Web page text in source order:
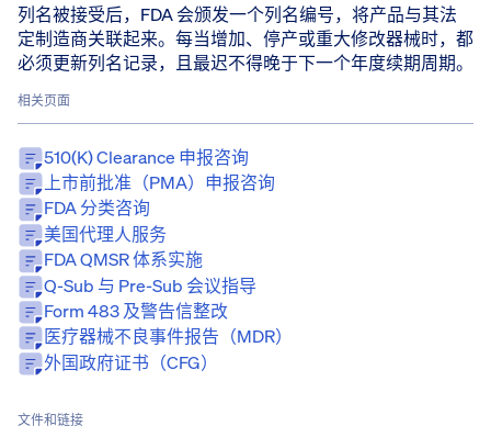
列名被接受后，FDA 会颁发一个列名编号，将产品与其法
定制造商关联起来。每当增加、停产或重大修改器械时，都
必须更新列名记录，且最迟不得晚于下一个年度续期周期。
相关页面
510(k) Clearance 申报咨询
上市前批准（PMA）申报咨询
FDA 分类咨询
美国代理人服务
FDA QMSR 体系实施
Q-Sub 与 Pre-Sub 会议指导
Form 483 及警告信整改
医疗器械不良事件报告（MDR）
外国政府证书（CFG）
文件和链接